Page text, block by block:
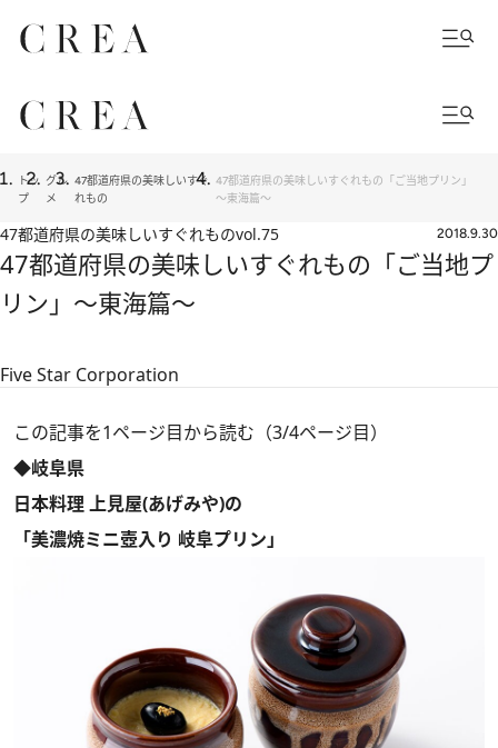
トッ
プ
グル
メ
47都道府県の美味しいすぐ
れもの
47都道府県の美味しいすぐれもの「ご当地プリン」
～東海篇～
47都道府県の美味しいすぐれものvol.75 2018.9.30
47都道府県の美味しいすぐれもの「ご当地プ
リン」～東海篇～
Five Star Corporation
この記事を1ページ目から読む（3/4ページ目）
◆岐阜県
日本料理 上見屋(あげみや)の
「美濃焼ミニ壺入り 岐阜プリン」